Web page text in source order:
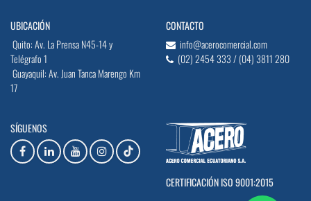
UBICACIÓN
Quito: Av. La Prensa N45-14 y
Telégrafo 1
Guayaquil: Av. Juan Tanca Marengo Km
17
CONTACTO
info@acerocomercial.com
(02) 2454 333 / (04) 3811 280
SÍGUENOS
CERTIFICACIÓN ISO 9001:2015